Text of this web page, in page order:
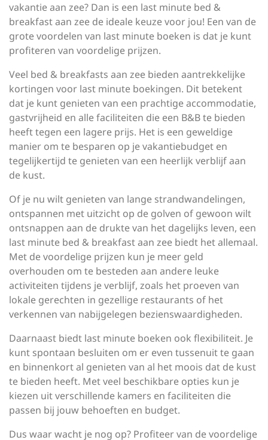
vakantie aan zee? Dan is een last minute bed &
breakfast aan zee de ideale keuze voor jou! Een van de
grote voordelen van last minute boeken is dat je kunt
profiteren van voordelige prijzen.
Veel bed & breakfasts aan zee bieden aantrekkelijke
kortingen voor last minute boekingen. Dit betekent
dat je kunt genieten van een prachtige accommodatie,
gastvrijheid en alle faciliteiten die een B&B te bieden
heeft tegen een lagere prijs. Het is een geweldige
manier om te besparen op je vakantiebudget en
tegelijkertijd te genieten van een heerlijk verblijf aan
de kust.
Of je nu wilt genieten van lange strandwandelingen,
ontspannen met uitzicht op de golven of gewoon wilt
ontsnappen aan de drukte van het dagelijks leven, een
last minute bed & breakfast aan zee biedt het allemaal.
Met de voordelige prijzen kun je meer geld
overhouden om te besteden aan andere leuke
activiteiten tijdens je verblijf, zoals het proeven van
lokale gerechten in gezellige restaurants of het
verkennen van nabijgelegen bezienswaardigheden.
Daarnaast biedt last minute boeken ook flexibiliteit. Je
kunt spontaan besluiten om er even tussenuit te gaan
en binnenkort al genieten van al het moois dat de kust
te bieden heeft. Met veel beschikbare opties kun je
kiezen uit verschillende kamers en faciliteiten die
passen bij jouw behoeften en budget.
Dus waar wacht je nog op? Profiteer van de voordelige